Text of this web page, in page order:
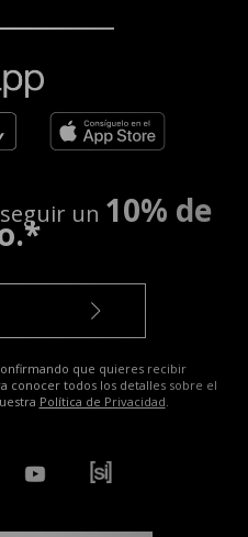
un 10% de
que quieres recibir
conocer todos los detalles sobre el
Política de Privacidad.